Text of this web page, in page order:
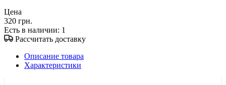
Цена
320 грн.
Есть в наличии: 1
Рассчитать доставку
Описание товара
Характеристики